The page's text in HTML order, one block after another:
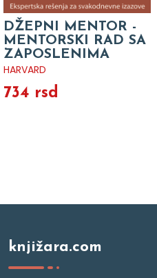
DŽEPNI MENTOR -
MENTORSKI RAD SA
ZAPOSLENIMA
HARVARD
734 rsd
knjižara.com